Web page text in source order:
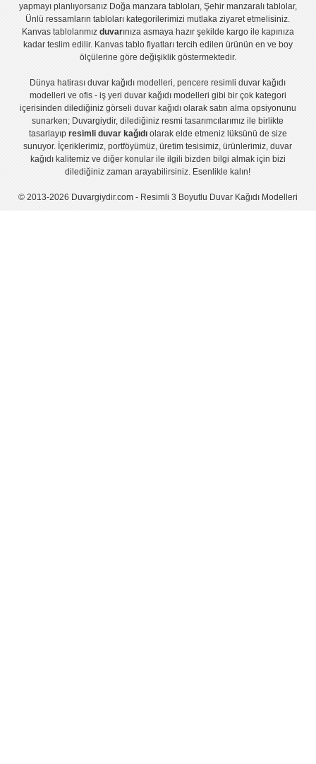
yapmayı planlıyorsanız Doğa manzara tabloları, Şehir manzaralı tablolar,
Ünlü ressamların tabloları kategorilerimizi mutlaka ziyaret etmelisiniz.
Kanvas tablolarımız duvarınıza asmaya hazır şekilde kargo ile kapınıza
kadar teslim edilir. Kanvas tablo fiyatlarıtercih edilen ürünün en ve boy
ölçülerine göre değişiklik göstermektedir.
Dünya hatirası duvar kağıdı modelleri,pencere resimli duvar kağıdı
modelleri ve ofis - iş yeri duvar kağıdı modelleri gibi bir çok kategori
içerisinden dilediğiniz görseli duvar kağıdı olarak satın alma opsiyonunu
sunarken; Duvargiydir, dilediğiniz resmi tasarımcılarımız ile birlikte
tasarlayıp resimli duvar kağıdıolarak elde etmeniz lüksünü de size
sunuyor. İçeriklerimiz, portföyümüz, üretim tesisimiz, ürünlerimiz, duvar
kağıdı kalitemiz ve diğer konular ile ilgili bizden bilgi almak için bizi
dilediğiniz zaman arayabilirsiniz. Esenlikle kalın!
© 2013-2026 Duvargiydir.com - Resimli 3 Boyutlu Duvar Kağıdı Modelleri